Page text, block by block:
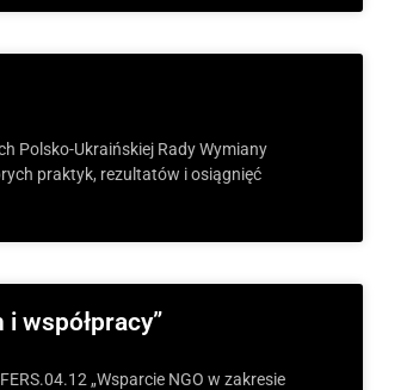
Polsko-Ukraińskiej Rady Wymiany
praktyk, rezultatów i osiągnięć
współpracy”
„Wsparcie NGO w zakresie